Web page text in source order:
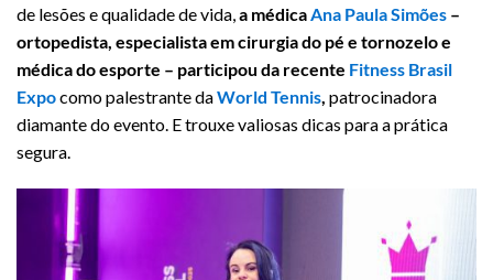
de lesões e qualidade de vida,a médicaAna Paula Simões –
ortopedista, especialista em cirurgia do pé e tornozelo e
médica do esporte – participou da recente Fitness Brasil
Expocomo palestrante daWorld Tennis, patrocinadora
diamante do evento. E trouxe valiosas dicas para a prática
segura.